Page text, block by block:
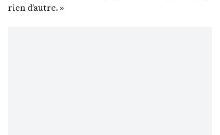
rien d’autre. »